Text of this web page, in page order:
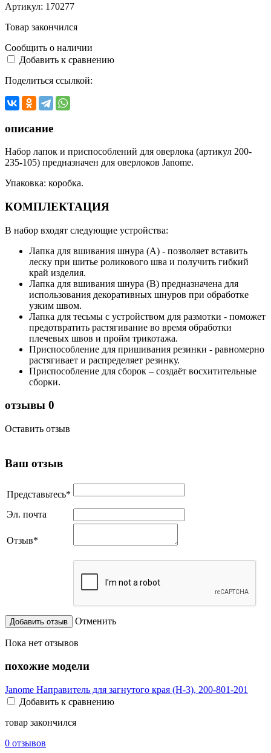
Артикул: 170277
Товар закончился
Сообщить о наличии
Добавить к сравнению
Поделиться ссылкой:
описание
Набор лапок и приспособлений для оверлока (артикул 200-
235-105) предназначен для оверлоков Janome.
Упаковка: коробка.
КОМПЛЕКТАЦИЯ
В набор входят следующие устройства:
Лапка для вшивания шнура (А) - позволяет вставить
леску при шитье роликового шва и получить гибкий
край изделия.
Лапка для вшивания шнура (В) предназначена для
использования декоративных шнуров при обработке
узким швом.
Лапка для тесьмы с устройством для размотки - поможет
предотвратить растягивание во время обработки
плечевых швов и пройм трикотажа.
Приспособление для пришивания резинки - равномерно
растягивает и распределяет резинку.
Приспособление для сборок – создаёт восхитительные
сборки.
отзывы 0
Оставить отзыв
Ваш отзыв
Представьтесь*
Эл. почта
Отзыв*
Отменить
Пока нет отзывов
похожие модели
Janome Направитель для загнутого края (H-3), 200-801-201
Добавить к сравнению
товар закончился
0 отзывов